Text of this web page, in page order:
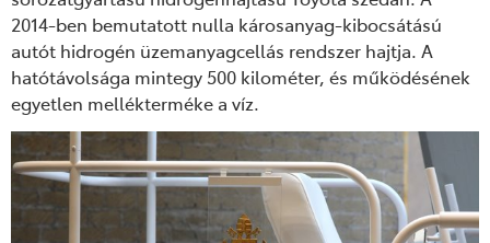
2014-ben bemutatott nulla károsanyag-kibocsátású
autót hidrogén üzemanyagcellás rendszer hajtja. A
hatótávolsága mintegy 500 kilométer, és működésének
egyetlen mellékterméke a víz.